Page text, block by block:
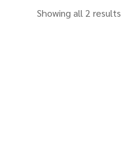
Showing all 2 results